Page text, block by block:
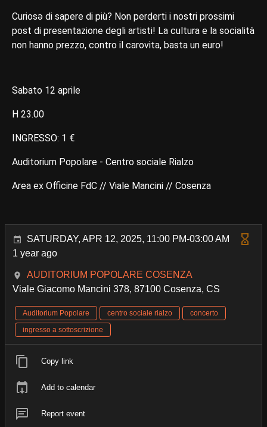
Curiosə di sapere di più? Non perderti i nostri prossimi
post di presentazione degli artisti! La cultura e la socialità
non hanno prezzo, contro il carovita, basta un euro!
Sabato 12 aprile
H 23.00
INGRESSO: 1 €
Auditorium Popolare - Centro sociale Rialzo
Area ex Officine FdC // Viale Mancini // Cosenza
SATURDAY, APR 12, 2025, 11:00 PM-03:00 AM
1 year ago
AUDITORIUM POPOLARE COSENZA
Viale Giacomo Mancini 378, 87100 Cosenza, CS
Auditorium Popolare centro sociale rialzo
concerto
ingresso a sottoscrizione
Copy link
Add to calendar
Report event